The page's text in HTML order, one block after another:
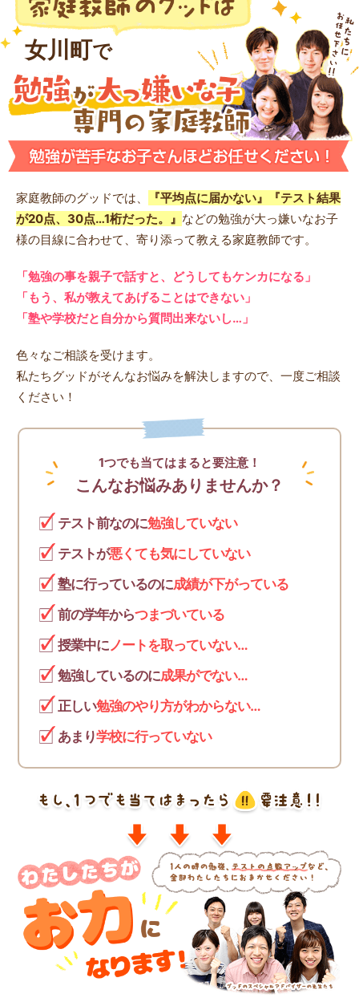
女川町で
家庭教師のグッドでは、
『平均点に届かない』『テスト結果
が20点、30点…1桁だった。』 などの勉強が大っ嫌いなお子
様の目線に合わせて、寄り添って教える家庭教師です。
「勉強の事を親子で話すと、どうしてもケンカになる」
「もう、私が教えてあげることはできない」
「塾や学校だと自分から質問出来ないし…」
色々なご相談を受けます。
私たちグッドがそんなお悩みを解決しますので、一度ご相談
ください！
1つでも当てはまると要注意！
こんなお悩みありませんか？
テスト前なのに勉強していない
テストが悪くても気にしていない
塾に行っているのに成績が下がっている
前の学年からつまづいている
授業中にノートを取っていない…
勉強しているのに成果がでない…
正しい勉強のやり方がわからない…
あまり学校に行っていない